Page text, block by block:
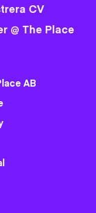
CV
@ The Place
AB